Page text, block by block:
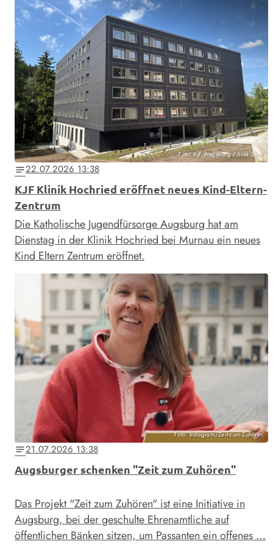
Foto: KJF Augsburg / Lisa Stark
notes22.07.2026 13:38
KJF Klinik Hochried eröffnet neues Kind-Eltern-
Zentrum
Die Katholische Jugendfürsorge Augsburg hat am
Dienstag in der Klinik Hochried bei Murnau ein neues
Kind Eltern Zentrum eröffnet.
Foto: Instagram/Zeit-zum-Zuhören
notes21.07.2026 13:38
Augsburger schenken "Zeit zum Zuhören"
Das Projekt "Zeit zum Zuhören" ist eine Initiative in
Augsburg, bei der geschulte Ehrenamtliche auf
öffentlichen Bänken sitzen, um Passanten ein offenes …